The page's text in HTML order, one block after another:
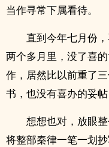
当作寻常下属看待。
直到今年七月份
两个多月里，没了喜
作，居然比以前重了
书，也没有喜办的妥帖
想想也对，放眼
将整部秦律一笔一划